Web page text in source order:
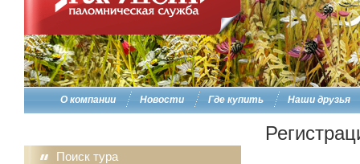
О компании Новости Где купить Наши друзья
Поиск тура